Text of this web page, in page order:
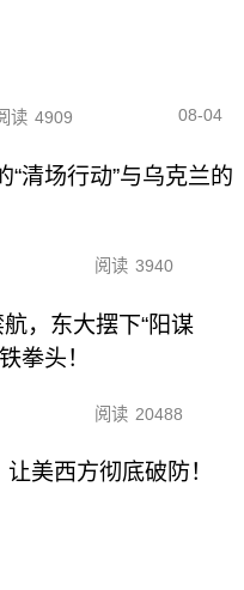
读 4909 08-04
“清场行动”与乌克兰的
阅读 3940
，东大摆下“阳谋
拳头！
阅读 20488
美西方彻底破防！